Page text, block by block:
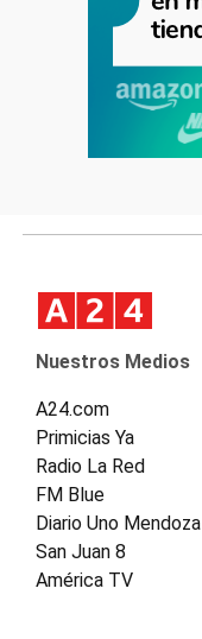
Nuestros Medios
A24.com
Primicias Ya
Radio La Red
FM Blue
Diario Uno Mendoza
San Juan 8
América TV